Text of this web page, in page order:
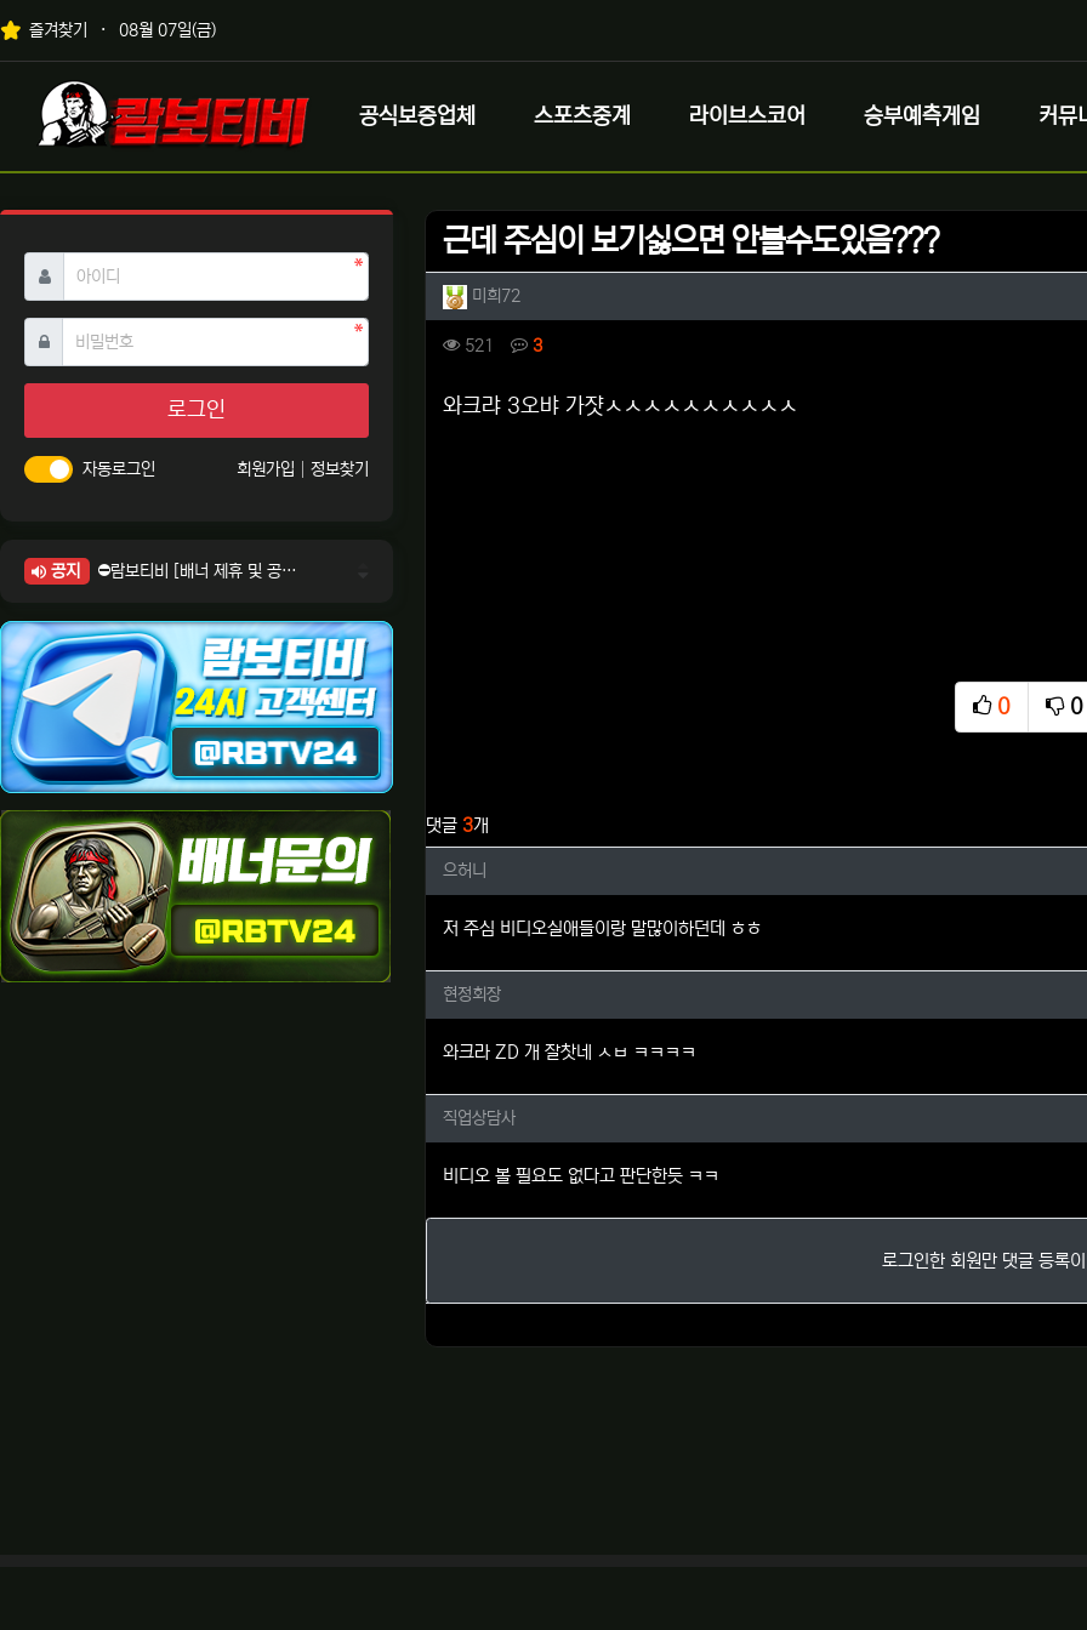
상단 네비
즐겨찾기 08월 07일(금)
메인 메뉴
로고
공식보증업체 스포츠중계 라이브스코어 승부예측게임 커뮤
근데 주심이 보기싫으면 안볼수도있음???
작성자 정보
미희72
컨텐츠 정보
521 조회 3댓글
본문
와크랴 3오뱌 가쟛ㅅㅅㅅㅅㅅㅅㅅㅅㅅㅅ
0
추천
0
비
댓글 3개
으허니님의 댓글
으허니
저 주심 비디오실애들이랑 말많이하던데 ㅎㅎ
현정회장님의 댓글
현정회장
와크라 ZD 개 잘찻네 ㅅㅂ ㅋㅋㅋㅋ
직업상담사님의 댓글
직업상담사
비디오 볼 필요도 없다고 판단한듯 ㅋㅋ
로그인한 회원만 댓글 등록
아이디 필수
비밀번호필수
로그인
자동로그인 회원가입 정보찾기
공지
⛔람보티비 [배너 제휴 및 공식 입점 문의 안내]
⛔람보티비 [정회원 등급UP! 안내사항]
⛔람보티비 [채팅방 이용시 주의사항]
⛔람보티비 [공식보증업체 안내]